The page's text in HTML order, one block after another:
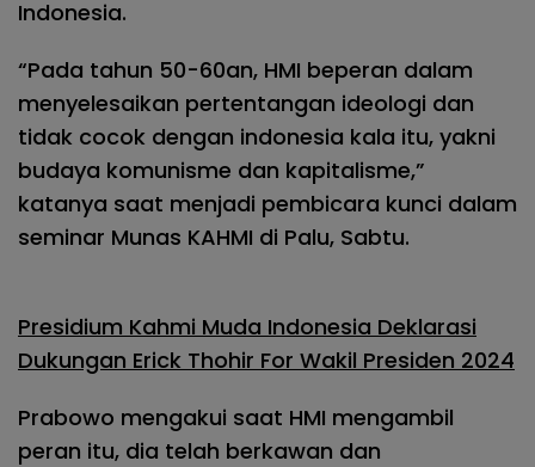
Indonesia.
“Pada tahun 50-60an, HMI beperan dalam
menyelesaikan pertentangan ideologi dan
tidak cocok dengan indonesia kala itu, yakni
budaya komunisme dan kapitalisme,”
katanya saat menjadi pembicara kunci dalam
seminar Munas KAHMI di Palu, Sabtu.
Presidium Kahmi Muda Indonesia Deklarasi
Dukungan Erick Thohir For Wakil Presiden 2024
Prabowo mengakui saat HMI mengambil
peran itu, dia telah berkawan dan